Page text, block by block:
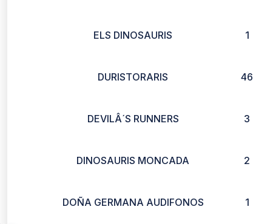
ELS DINOSAURIS 1
DURISTORARIS 46
DEVILÂ´S RUNNERS 3
DINOSAURIS MONCADA 2
DOÑA GERMANA AUDIFONOS 1